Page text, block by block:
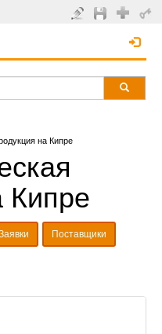
на Кипре
Кипре
Поставщики